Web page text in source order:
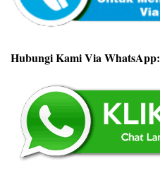
Hubungi Kami Via WhatsApp: